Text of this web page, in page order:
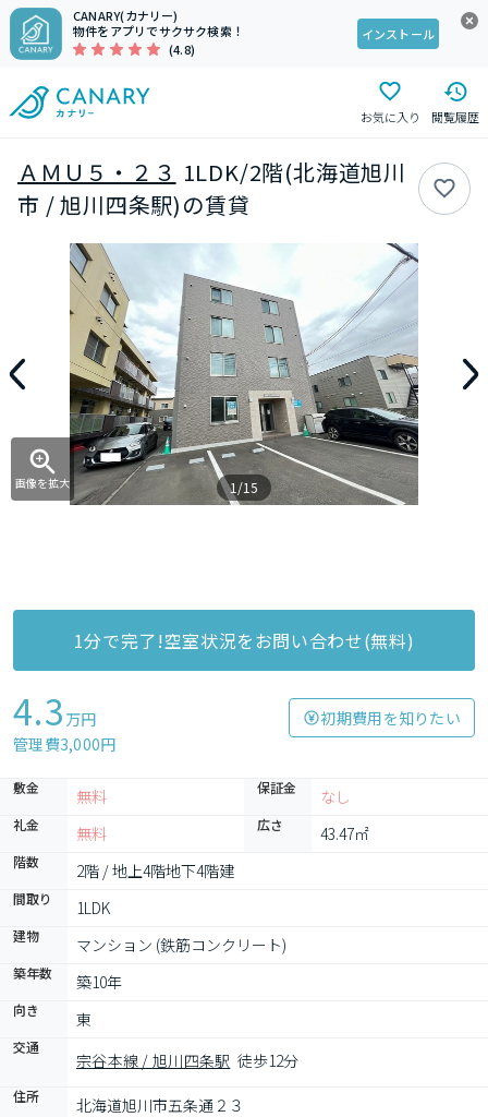
CANARY(カナリー)
物件をアプリでサクサク検索！
(4.8)
インストール
お気に入り 閲覧履歴
ＡＭＵ５・２３ 1LDK/2階(北海道旭川
市 / 旭川四条駅)の賃貸
画像を拡大 1/15
1分で完了!空室状況をお問い合わせ(無料)
4.3 万円
管理費3,000円
初期費用を知りたい
敷金 無料 保証金 なし
礼金 無料 広さ 43.47㎡
階数 2階 / 地上4階地下4階建
間取り 1LDK
建物 マンション (鉄筋コンクリート)
築年数 築10年
向き 東
交通
宗谷本線 / 旭川四条駅 徒歩12分
住所 北海道旭川市五条通２３